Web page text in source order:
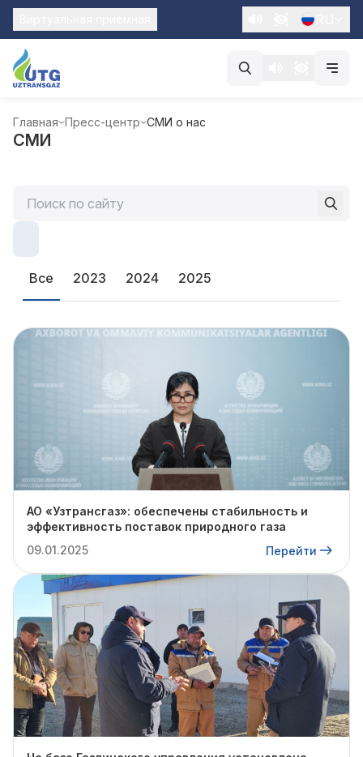
Главная Пресс-центр СМИ о нас
СМИ
Все 2023 2024 2025
АО «Узтрансгаз»: обеспечены стабильность и
эффективность поставок природного газа
09.01.2025
Перейти